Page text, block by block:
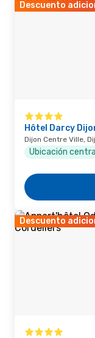
Descuento
Hôtel Darcy
Dijon Centre Ville,
Ubicación central
Descuento